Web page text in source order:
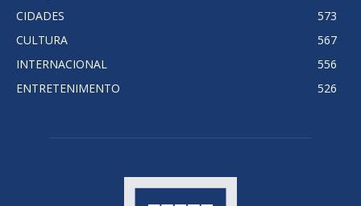
CIDADES
573
CULTURA
567
INTERNACIONAL
556
ENTRETENIMENTO
526